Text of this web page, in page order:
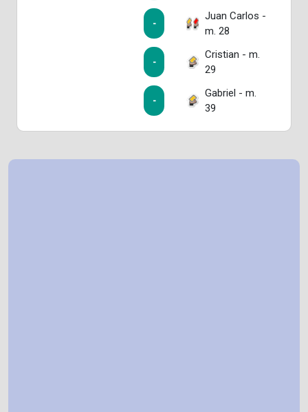
-
Juan Carlos -
m. 28
-
Cristian - m.
29
-
Gabriel - m.
39